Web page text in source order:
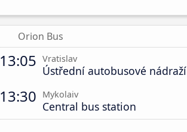
Orion Bus
13:05 Vratislav
Ústřední autobusové nádraží
13:30 Mykolaiv
Central bus station